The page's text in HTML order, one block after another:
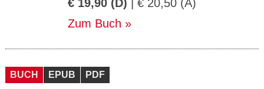
€ 19,90 (D) | € 20,50 (A)
Zum Buch
BUCH EPUB PDF